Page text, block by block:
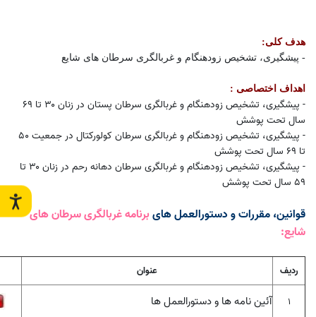
هدف کلی:
- پیشگیری، تشخیص زودهنگام و غربالگری سرطان های شایع
اهداف اختصاصی :
- پیشگیری، تشخیص زودهنگام و غربالگری سرطان پستان در زنان ۳۰ تا ۶۹
سال تحت پوشش
- پیشگیری، تشخیص زودهنگام و غربالگری سرطان کولورکتال در جمعیت 50
تا ۶۹ سال تحت پوشش
- پیشگیری، تشخیص زودهنگام و غربالگری سرطان دهانه رحم در زنان ۳۰ تا
5۹ سال تحت پوشش
قوانین، مقررات و دستورالعمل هایبرنامه غربالگری سرطان های
شایع:
ردیف عنوان
1 آئین نامه ها و دستورالعمل ها